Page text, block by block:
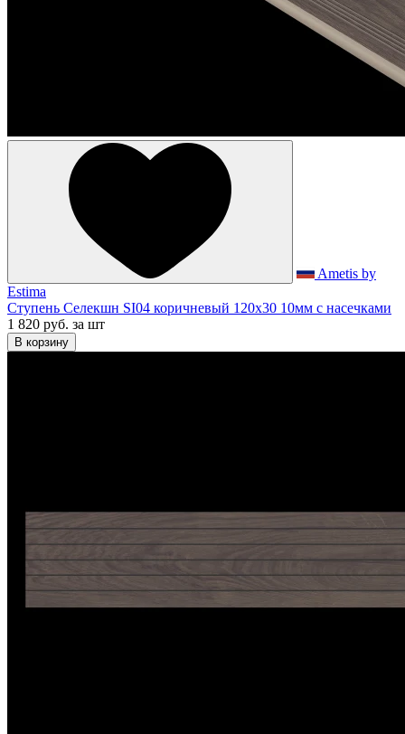
Ametis by
Estima
Ступень Селекшн SI04 коричневый 120x30 10мм с насечками
1 820 руб. за шт
В корзину